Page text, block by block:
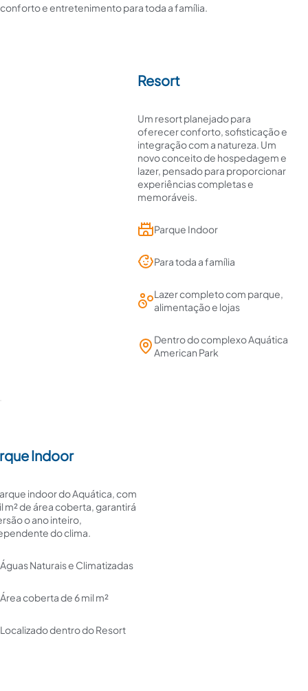
conforto e entretenimento para toda a família.
Resort
Um resort planejado para
oferecer conforto, sofisticação e
integração com a natureza. Um
novo conceito de hospedagem e
lazer, pensado para proporcionar
experiências completas e
memoráveis.
Parque Indoor
Para toda a família
Lazer completo com parque,
alimentação e lojas
Dentro do complexo Aquática
American Park
Indoor
indoor do Aquática, com
m² de área coberta, garantirá
o ano inteiro,
do clima.
Águas Naturais e Climatizadas
Área coberta de 6 mil m²
Localizado dentro do Resort